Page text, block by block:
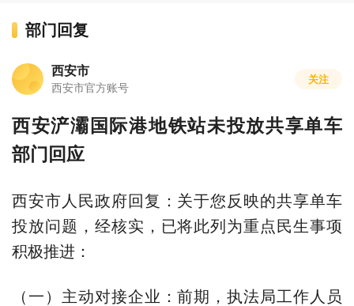
部门回复
西安市
西安市官方账号
关注
西安浐灞国际港地铁站未投放共享单车
部门回应
西安市人民政府回复：关于您反映的共享单车
投放问题，经核实，已将此列为重点民生事项
积极推进：
（一）主动对接企业：前期，执法局工作人员